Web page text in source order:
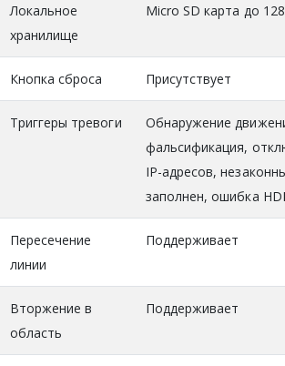
Локальное
хранилище
Micro SD карта до
Кнопка сброса Присутствует
Триггеры тревоги
Обнаружение
фальсификация,
IP-адресов,
заполнен, ошибка
Пересечение
линии
Поддерживает
Вторжение в
область
Поддерживает